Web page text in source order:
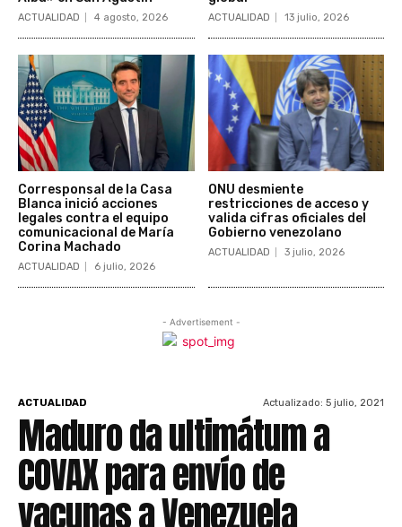
ACTUALIDAD 4 agosto, 2026 ACTUALIDAD 13 julio, 2026
Corresponsal de la Casa
Blanca inició acciones
legales contra el equipo
comunicacional de María
Corina Machado
ACTUALIDAD 6 julio, 2026
ONU desmiente
restricciones de acceso y
valida cifras oficiales del
Gobierno venezolano
ACTUALIDAD 3 julio, 2026
- Advertisement -